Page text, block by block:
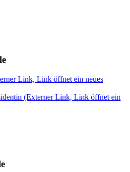
Link, Link öffnet ein neues
(Externer Link, Link öffnet ein